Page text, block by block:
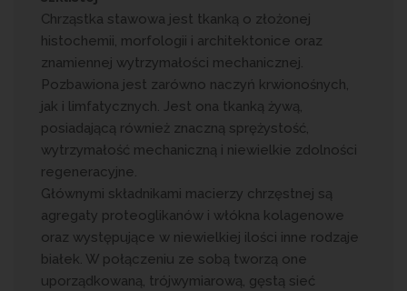
Chrząstka stawowa jest tkanką o złożonej
histochemii, morfologii i architektonice oraz
znamiennej wytrzymałości mechanicznej.
Pozbawiona jest zarówno naczyń krwionośnych,
jak i limfatycznych. Jest ona tkanką żywą,
posiadającą również znaczną sprężystość,
wytrzymałość mechaniczną i niewielkie zdolności
regeneracyjne.
Głównymi składnikami macierzy chrzęstnej są
agregaty proteoglikanów i włókna kolagenowe
oraz występujące w niewielkiej ilości inne rodzaje
białek. W połączeniu ze sobą tworzą one
uporządkowaną, trójwymiarową, gęstą sieć